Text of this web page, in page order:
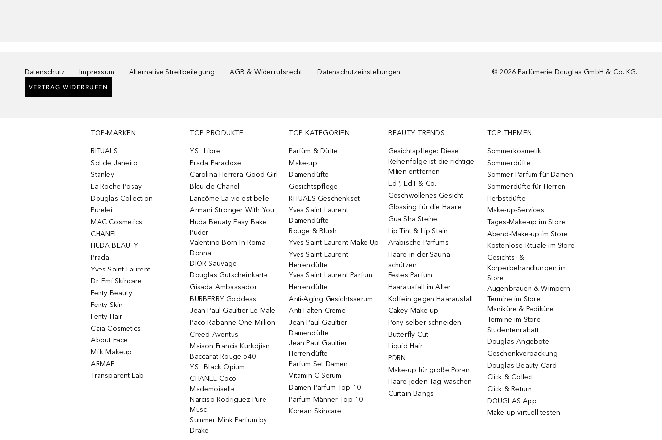
Datenschutz Impressum Alternative Streitbeilegung AGB & Widerrufsrecht Datenschutzeinstellungen
VERTRAG WIDERRUFEN
© 2026 Parfümerie Douglas GmbH & Co. KG.
TOP-MARKEN
RITUALS
Sol de Janeiro
Stanley
La Roche-Posay
Douglas Collection
Purelei
MAC Cosmetics
CHANEL
HUDA BEAUTY
Prada
Yves Saint Laurent
Dr. Emi Skincare
Fenty Beauty
Fenty Skin
Fenty Hair
Caia Cosmetics
About Face
Milk Makeup
ARMAF
Transparent Lab
TOP PRODUKTE
YSL Libre
Prada Paradoxe
Carolina Herrera Good Girl
Bleu de Chanel
Lancôme La vie est belle
Armani Stronger With You
Huda Beuaty Easy Bake
Puder
Valentino Born In Roma
Donna
DIOR Sauvage
Douglas Gutscheinkarte
Gisada Ambassador
BURBERRY Goddess
Jean Paul Gaultier Le Male
Paco Rabanne One Million
Creed Aventus
Maison Francis Kurkdjian
Baccarat Rouge 540
YSL Black Opium
CHANEL Coco
Mademoiselle
Narciso Rodriguez Pure
Musc
Summer Mink Parfum by
Drake
TOP KATEGORIEN
Parfüm & Düfte
Make-up
Damendüfte
Gesichtspflege
RITUALS Geschenkset
Yves Saint Laurent
Damendüfte
Rouge & Blush
Yves Saint Laurent Make-Up
Yves Saint Laurent
Herrendüfte
Yves Saint Laurent Parfum
Herrendüfte
Anti-Aging Gesichtsserum
Anti-Falten Creme
Jean Paul Gaultier
Damendüfte
Jean Paul Gaultier
Herrendüfte
Parfum Set Damen
Vitamin C Serum
Damen Parfum Top 10
Parfum Männer Top 10
Korean Skincare
BEAUTY TRENDS
Gesichtspflege: Diese
Reihenfolge ist die richtige
Milien entfernen
EdP, EdT & Co.
Geschwollenes Gesicht
Glossing für die Haare
Gua Sha Steine
Lip Tint & Lip Stain
Arabische Parfums
Haare in der Sauna
schützen
Festes Parfum
Haarausfall im Alter
Koffein gegen Haarausfall
Cakey Make-up
Pony selber schneiden
Butterfly Cut
Liquid Hair
PDRN
Make-up für große Poren
Haare jeden Tag waschen
Curtain Bangs
TOP THEMEN
Sommerkosmetik
Sommerdüfte
Sommer Parfum für Damen
Sommerdüfte für Herren
Herbstdüfte
Make-up-Services
Tages-Make-up im Store
Abend-Make-up im Store
Kostenlose Rituale im Store
Gesichts- &
Körperbehandlungen im
Store
Augenbrauen & Wimpern
Termine im Store
Maniküre & Pediküre
Termine im Store
Studentenrabatt
Douglas Angebote
Geschenkverpackung
Douglas Beauty Card
Click & Collect
Click & Return
DOUGLAS App
Make-up virtuell testen